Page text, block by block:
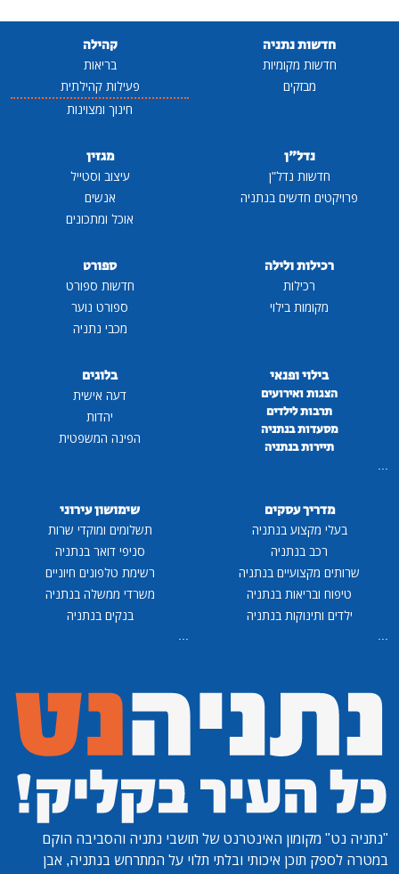
חדשות נתניה
חדשות מקומיות
מבזקים
קהילה
בריאות
פעילות קהילתית
חינוך ומצוינות
נדל"ן
חדשות נדל"ן
פרויקטים חדשים בנתניה
מגזין
עיצוב וסטייל
אנשים
אוכל ומתכונים
רכילות ולילה
רכילות
מקומות בילוי
ספורט
חדשות ספורט
ספורט נוער
מכבי נתניה
בילוי ופנאי
הצגות ואירועים
תרבות לילדים
מסעדות בנתניה
תיירות בנתניה
...
בלוגים
דעה אישית
יהדות
הפינה המשפטית
מדריך עסקים
בעלי מקצוע בנתניה
רכב בנתניה
שרותים מקצועיים בנתניה
טיפוח ובריאות בנתניה
ילדים ותינוקות בנתניה
...
שימושון עירוני
תשלומים ומוקדי שרות
סניפי דואר בנתניה
רשימת טלפונים חיוניים
משרדי ממשלה בנתניה
בנקים בנתניה
...
"נתניה נט" מקומון האינטרנט של תושבי נתניה והסביבה הוקם
במטרה לספק תוכן איכותי ובלתי תלוי על המתרחש בנתניה, אבן